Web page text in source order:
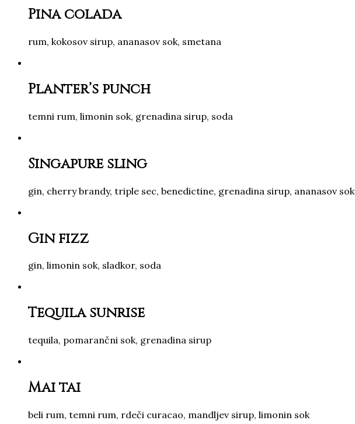
Pina colada
rum, kokosov sirup, ananasov sok, smetana
Planter’s punch
temni rum, limonin sok, grenadina sirup, soda
Singapure sling
gin, cherry brandy, triple sec, benedictine, grenadina sirup, ananasov sok
Gin fizz
gin, limonin sok, sladkor, soda
Tequila sunrise
tequila, pomarančni sok, grenadina sirup
Mai tai
beli rum, temni rum, rdeči curacao, mandljev sirup, limonin sok